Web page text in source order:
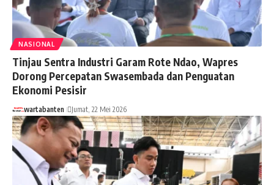
NASIONAL
Tinjau Sentra Industri Garam Rote Ndao, Wapres
Dorong Percepatan Swasembada dan Penguatan
Ekonomi Pesisir
wartabanten Jumat, 22 Mei 2026